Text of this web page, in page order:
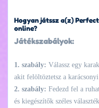
Hogyan játssz a(z)
online?
Játékszabályok:
1. szabály: Válassz egy
akit felöltöztetsz a karácsonyi
2. szabály: Fedezd fel a
és kiegészítők széles